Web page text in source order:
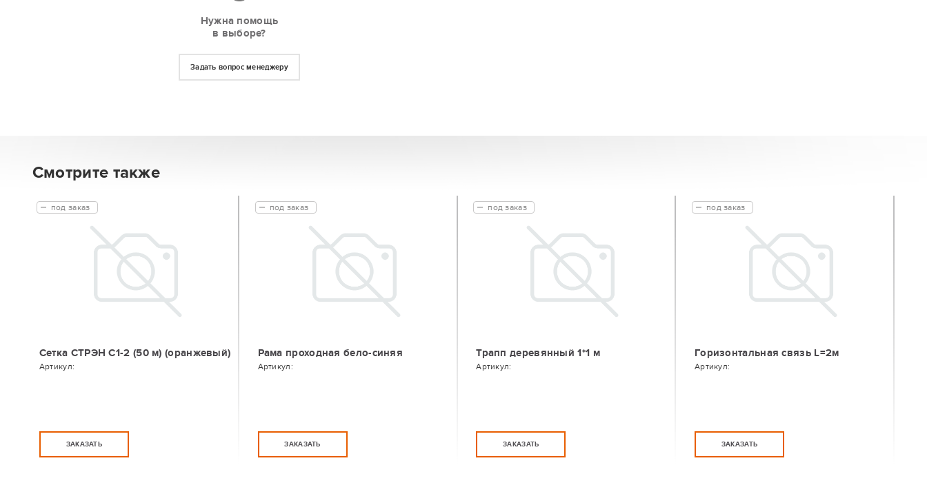
Нужна помощь
в выборе?
Задать вопрос менеджеру
Смотрите также
Сетка СТРЭН С1-2 (50 м) (оранжевый)
Артикул:
под заказ
ЗАКАЗАТЬ
Рама проходная бело-синяя
Артикул:
под заказ
ЗАКАЗАТЬ
Трапп деревянный 1*1 м
Артикул:
под заказ
ЗАКАЗАТЬ
Горизонтальная связь L=2м
Артикул:
под заказ
ЗАКАЗАТЬ